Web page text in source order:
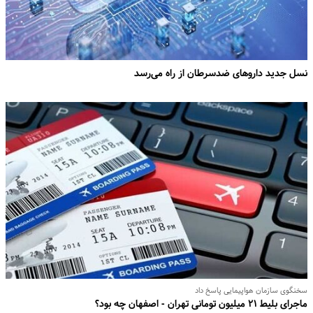
نسل جدید داروهای ضدسرطان از راه می‌رسد
سخنگوی سازمان هواپیمایی پاسخ داد
ماجرای بلیط ۲۱ میلیون تومانی تهران - اصفهان چه بود؟